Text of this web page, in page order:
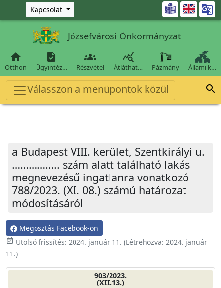
Ugrás a fő tartalomra
Kapcsolat 
Józsefvárosi Önkormányzat

Otthon

Ügyintéz…

Részvétel

Átláthat… Pázmány Állami k…
Válasszon a menüpontok közül 
a Budapest VIII. kerület, Szentkirályi u.
…………….. szám alatt található lakás
megnevezésű ingatlanra vonatkozó
788/2023. (XI. 08.) számú határozat
módosításáról
Megosztás Facebook-on
event_available Utolsó frissítés: 2024. január 11. (Létrehozva: 2024. január
11.)
903/2023.
(XII.13.)